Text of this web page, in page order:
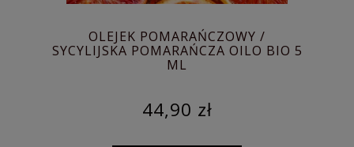
OLEJEK POMARAŃCZOWY /
SYCYLIJSKA POMARAŃCZA OILO BIO 5
ML
44,90 zł